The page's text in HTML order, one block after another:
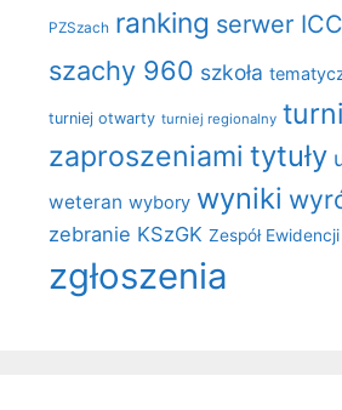
PZSzach ranking serwer
szachy 960 szkoła
turniej otwarty turniej regionalny
zaproszeniami tytuły
weteran wybory wyniki
zebranie KSzGK Zespół
zgłoszenia